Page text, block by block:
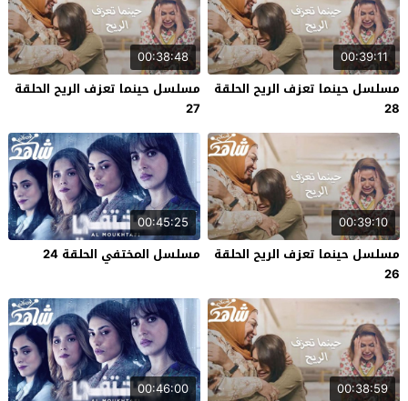
00:39:11
مسلسل حينما تعزف الريح الحلقة
28
00:38:48
مسلسل حينما تعزف الريح الحلقة
27
00:39:10
مسلسل حينما تعزف الريح الحلقة
26
00:45:25
مسلسل المختفي الحلقة 24
00:38:59
00:46:00